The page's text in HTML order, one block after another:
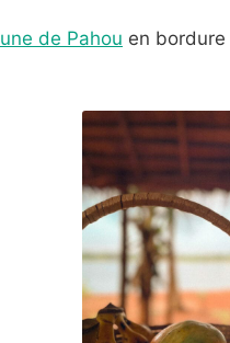
de Pahou en